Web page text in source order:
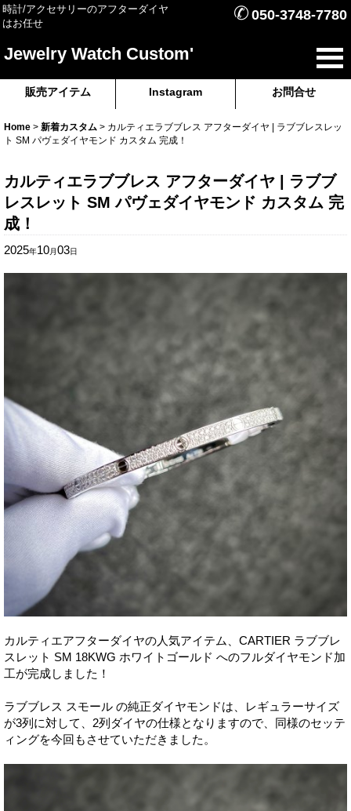
時計/アクセサリーのアフターダイヤ
はお任せ
✆ 050-3748-7780
Jewelry Watch Custom'
販売アイテム Instagram お問合せ
Home > 新着カスタム > カルティエラブブレス アフターダイヤ | ラブブレスレッ
ト SM パヴェダイヤモンド カスタム 完成！
カルティエラブブレス アフターダイヤ | ラブブ
レスレット SM パヴェダイヤモンド カスタム 完
成！
2025年10月03日
カルティエアフターダイヤの人気アイテム、CARTIER ラブブレ
スレット SM 18KWG ホワイトゴールド へのフルダイヤモンド加
工が完成しました！
ラブブレス スモール の純正ダイヤモンドは、レギュラーサイズ
が3列に対して、2列ダイヤの仕様となりますので、同様のセッテ
ィングを今回もさせていただきました。